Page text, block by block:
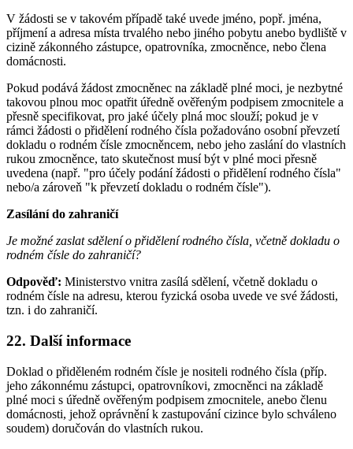
V žádosti se v takovém případě také uvede jméno, popř. jména,
příjmení a adresa místa trvalého nebo jiného pobytu anebo bydliště v
cizině zákonného zástupce, opatrovníka, zmocněnce, nebo člena
domácnosti.
Pokud podává žádost zmocněnec na základě plné moci, je nezbytné
takovou plnou moc opatřit úředně ověřeným podpisem zmocnitele a
přesně specifikovat, pro jaké účely plná moc slouží; pokud je v
rámci žádosti o přidělení rodného čísla požadováno osobní převzetí
dokladu o rodném čísle zmocněncem, nebo jeho zaslání do vlastních
rukou zmocněnce, tato skutečnost musí být v plné moci přesně
uvedena (např. "pro účely podání žádosti o přidělení rodného čísla"
nebo/a zároveň "k převzetí dokladu o rodném čísle").
Zasílání do zahraničí
Je možné zaslat sdělení o přidělení rodného čísla, včetně dokladu o
rodném čísle do zahraničí?
Odpověď: Ministerstvo vnitra zasílá sdělení, včetně dokladu o
rodném čísle na adresu, kterou fyzická osoba uvede ve své žádosti,
tzn. i do zahraničí.
22. Další informace
Doklad o přiděleném rodném čísle je nositeli rodného čísla (příp.
jeho zákonnému zástupci, opatrovníkovi, zmocněnci na základě
plné moci s úředně ověřeným podpisem zmocnitele, anebo členu
domácnosti, jehož oprávnění k zastupování cizince bylo schváleno
soudem) doručován do vlastních rukou.